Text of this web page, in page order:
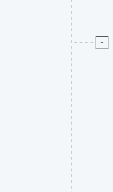
-